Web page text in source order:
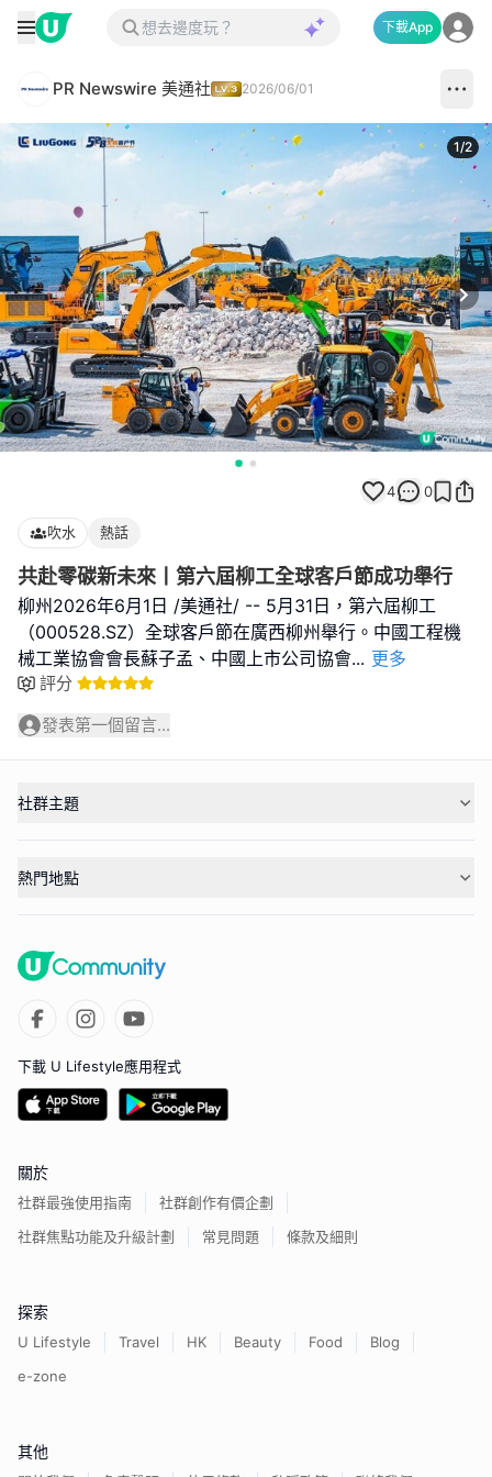
下載App
PR Newswire 美通社 2026/06/01
1/2
4 0
吹水 熱話
共赴零碳新未來丨第六屆柳工全球客戶節成功舉行
柳州2026年6月1日 /美通社/ -- 5月31日，第六屆柳工
（000528.SZ）全球客戶節在廣西柳州舉行。中國工程機
械工業協會會長蘇子孟、中國上市公司協會... 更多
評分
發表第一個留言...
社群主題
熱門地點
下載 U Lifestyle應用程式
關於
社群最強使用指南
社群創作有價企劃
社群焦點功能及升級計劃
常見問題 條款及細則
探索
U Lifestyle Travel HK Beauty Food
Blog
e-zone
其他